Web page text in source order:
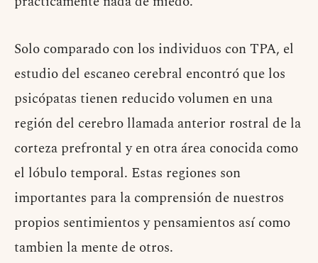
Solo comparado con los individuos con TPA, el
estudio del escaneo cerebral encontró que los
psicópatas tienen reducido volumen en una
región del cerebro llamada anterior rostral de la
corteza prefrontal y en otra área conocida como
el lóbulo temporal. Estas regiones son
importantes para la comprensión de nuestros
propios sentimientos y pensamientos así como
tambien la mente de otros.